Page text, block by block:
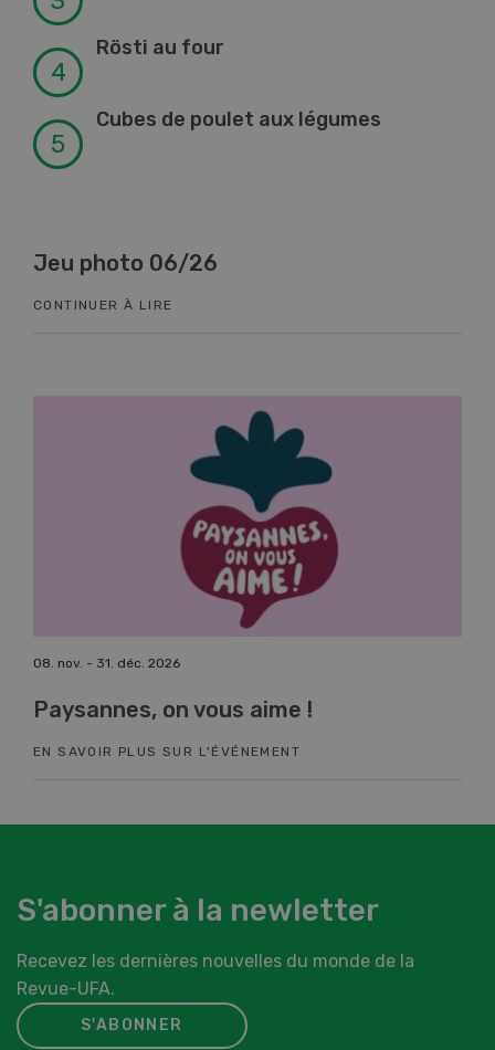
Rösti au four
Cubes de poulet aux légumes
nov. - 31. déc. 2026
on vous aime !
SAVOIR PLUS SUR L'ÉVÉNEMENT
S'abonner à la newletter
Recevez les dernières nouvelles du monde de la
Revue-UFA.
S'ABONNER